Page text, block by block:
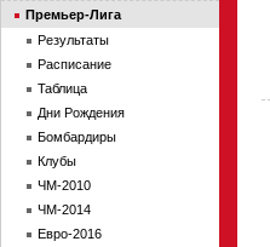
Премьер-Лига
Результаты
Расписание
Таблица
Дни Рождения
Бомбардиры
Клубы
ЧМ-2010
ЧМ-2014
Евро-2016